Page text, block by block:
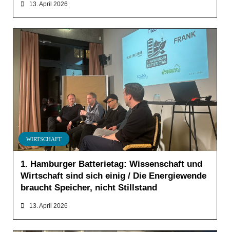
13. April 2026
WIRTSCHAFT
1. Hamburger Batterietag: Wissenschaft und
Wirtschaft sind sich einig / Die Energiewende
braucht Speicher, nicht Stillstand
13. April 2026